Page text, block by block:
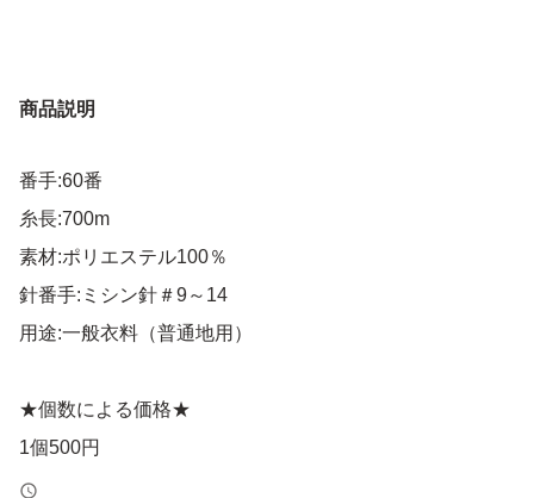
商品説明
番手:60番
糸長:700m
素材:ポリエステル100％
針番手:ミシン針＃9～14
用途:一般衣料（普通地用）
★個数による価格★
1個500円
2個750円